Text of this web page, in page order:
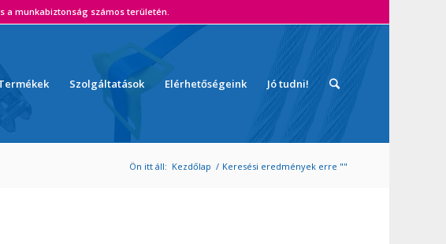
számos területén.
Szolgáltatások Elérhetőségeink Jó tudni!
Ön itt áll: Kezdőlap / Keresési eredmények erre ""